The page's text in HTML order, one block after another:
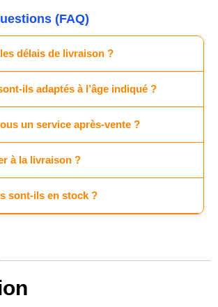
(FAQ)
délais de livraison ?
ils adaptés à l’âge indiqué ?
un service après-vente ?
à la livraison ?
sont-ils en stock ?